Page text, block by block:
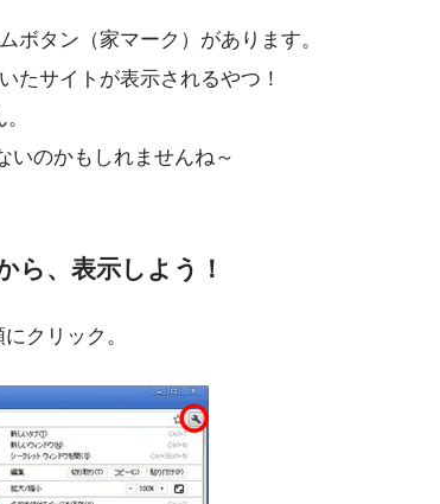
ボタン（家マーク）があります。
たサイトが表示されるやつ！
いのかもしれませんね～
ら、表示しよう！
クリック。